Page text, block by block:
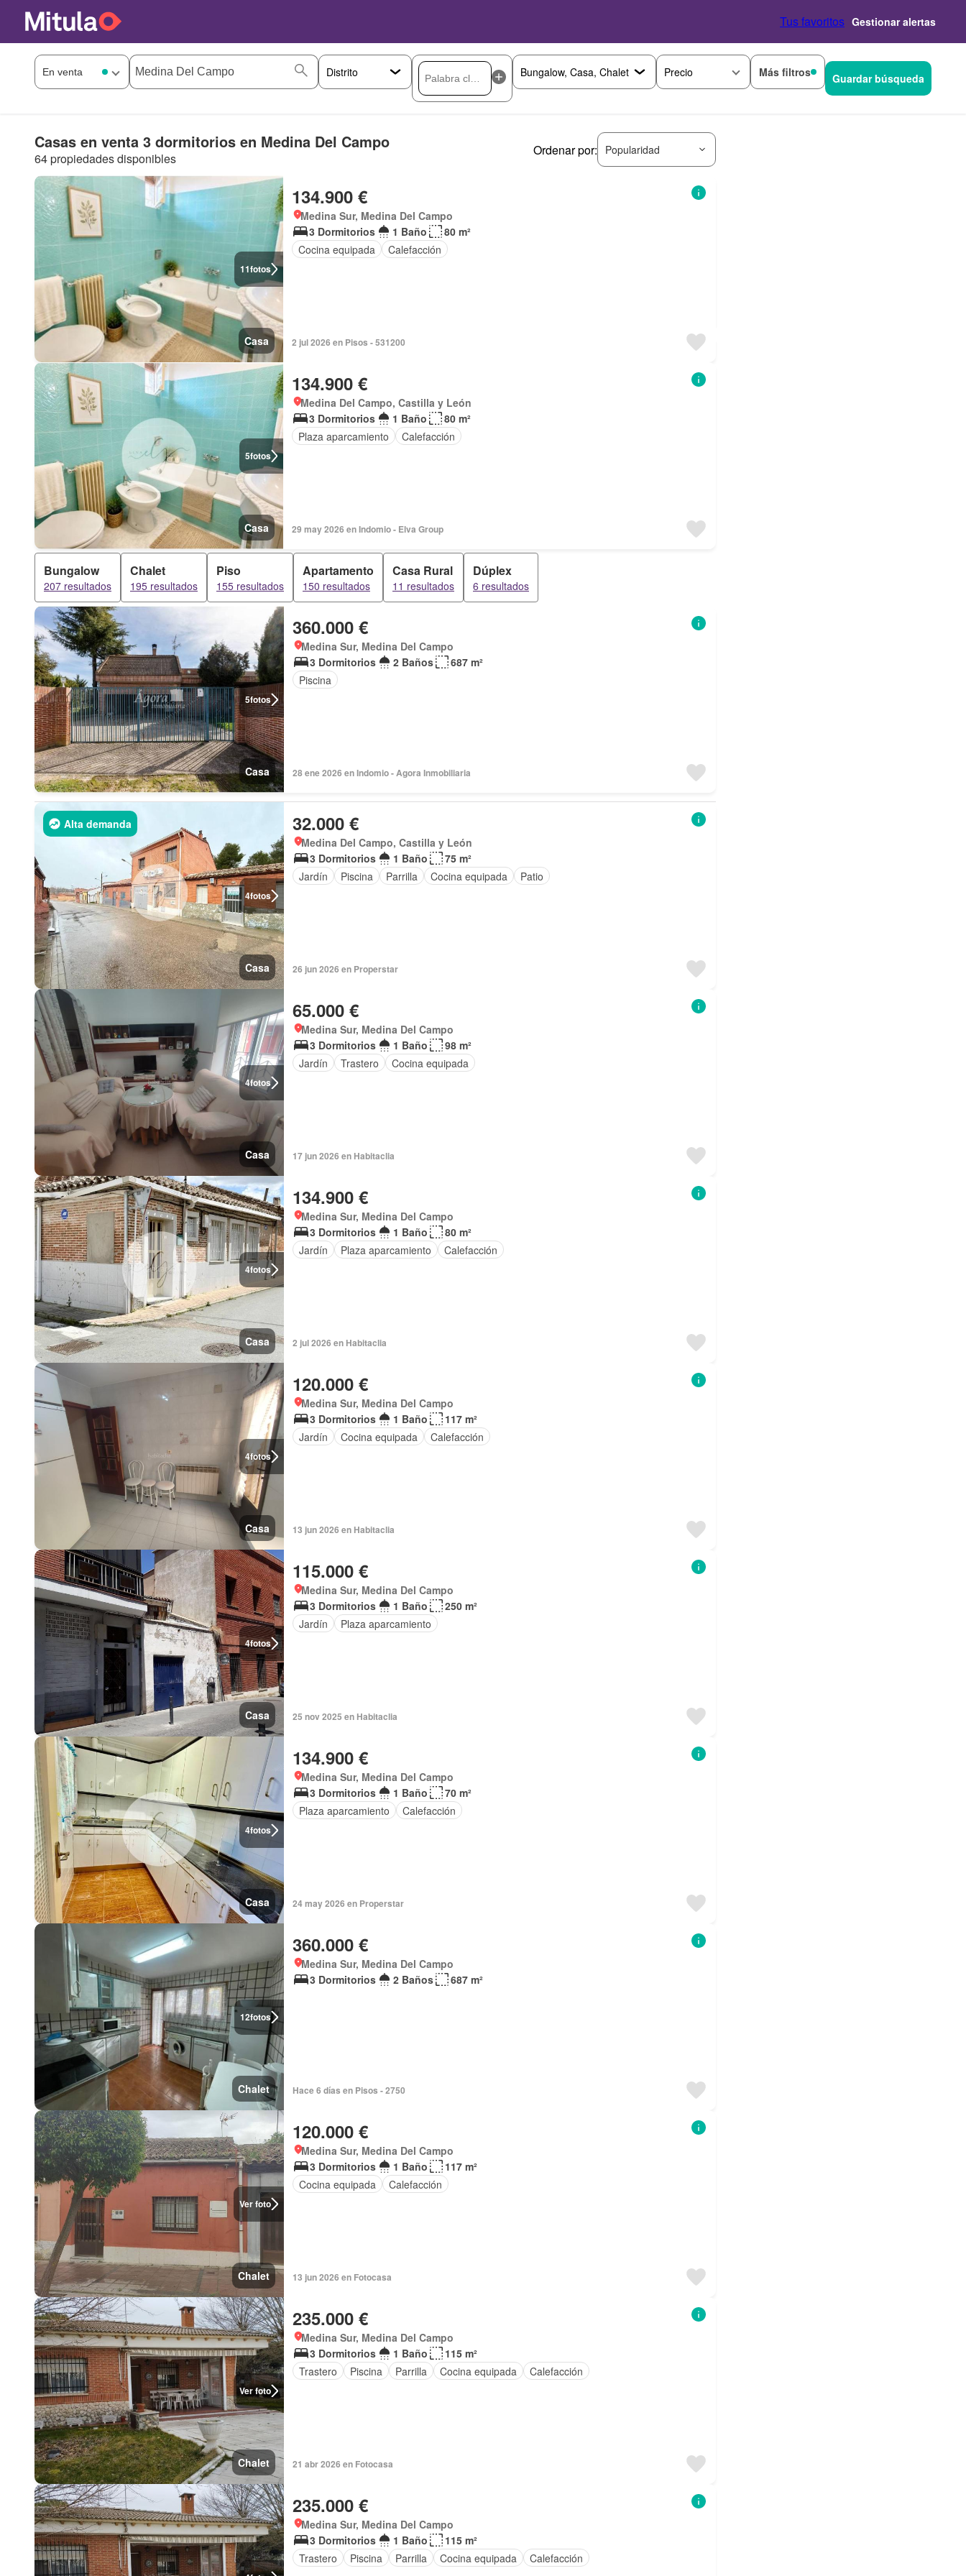
Tus favoritos Gestionar alertas
Precio Más filtros Guardar búsqueda
Casas en venta 3 dormitorios en Medina Del Campo
64 propiedades disponibles
Ordenar por: Popularidad
11fotos
Casa
134.900 €
Medina Sur, Medina Del Campo
3 Dormitorios
1 Baño
80 m²
Cocina equipada
Calefacción
2 jul 2026 en Pisos - 531200
5fotos
Casa
134.900 €
Medina Del Campo, Castilla y León
3 Dormitorios
1 Baño
80 m²
Plaza aparcamiento
Calefacción
29 may 2026 en Indomio - Elva Group
Bungalow
207 resultados
Chalet
195 resultados
Piso
155 resultados
Apartamento
150 resultados
Casa Rural
11 resultados
Dúplex
6 resultados
5fotos
Casa
360.000 €
Medina Sur, Medina Del Campo
3 Dormitorios
2 Baños
687 m²
Piscina
28 ene 2026 en Indomio - Agora Inmobiliaria
4fotos
Alta demanda
Casa
32.000 €
Medina Del Campo, Castilla y León
3 Dormitorios
1 Baño
75 m²
Jardín
Piscina Parrilla Cocina equipada Patio
26 jun 2026 en Properstar
4fotos
Casa
65.000 €
Medina Sur, Medina Del Campo
3 Dormitorios
1 Baño
98 m²
Jardín
Trastero Cocina equipada
17 jun 2026 en Habitaclia
4fotos
Casa
134.900 €
Medina Sur, Medina Del Campo
3 Dormitorios
1 Baño
80 m²
Jardín
Plaza aparcamiento Calefacción
2 jul 2026 en Habitaclia
4fotos
Casa
120.000 €
Medina Sur, Medina Del Campo
3 Dormitorios
1 Baño
117 m²
Jardín
Cocina equipada Calefacción
13 jun 2026 en Habitaclia
4fotos
Casa
115.000 €
Medina Sur, Medina Del Campo
3 Dormitorios
1 Baño
250 m²
Jardín
Plaza aparcamiento
25 nov 2025 en Habitaclia
4fotos
Casa
134.900 €
Medina Sur, Medina Del Campo
3 Dormitorios
1 Baño
70 m²
Plaza aparcamiento
Calefacción
24 may 2026 en Properstar
12fotos
Chalet
360.000 €
Medina Sur, Medina Del Campo
3 Dormitorios
2 Baños 687 m²
Hace 6 días en Pisos - 2750
Ver foto
Chalet
120.000 €
Medina Sur, Medina Del Campo
3 Dormitorios
1 Baño
117 m²
Cocina equipada
Calefacción
13 jun 2026 en Fotocasa
Ver foto
Chalet
235.000 €
Medina Sur, Medina Del Campo
3 Dormitorios
1 Baño
115 m²
Trastero
Piscina Parrilla Cocina equipada Calefacción
21 abr 2026 en Fotocasa
235.000 €
Medina Sur, Medina Del Campo
3 Dormitorios
1 Baño
115 m²
Trastero
Piscina Parrilla Cocina equipada Calefacción